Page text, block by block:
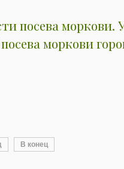
посева моркови.
посева моркови
В конец